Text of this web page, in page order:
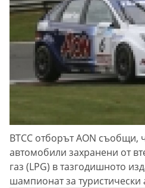
BTCC отборът AON съобщи,
автомобили захранени от
газ (LPG) в тазгодишното
шампионат за